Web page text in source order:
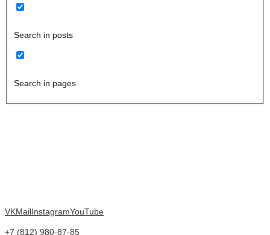
Search in posts
Search in pages
VKMailInstagramYouTube
+7 (812) 980-87-85